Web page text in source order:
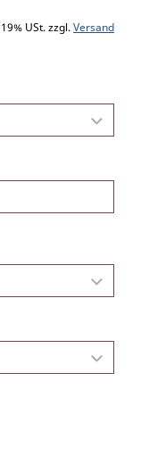
USt. zzgl. Versand